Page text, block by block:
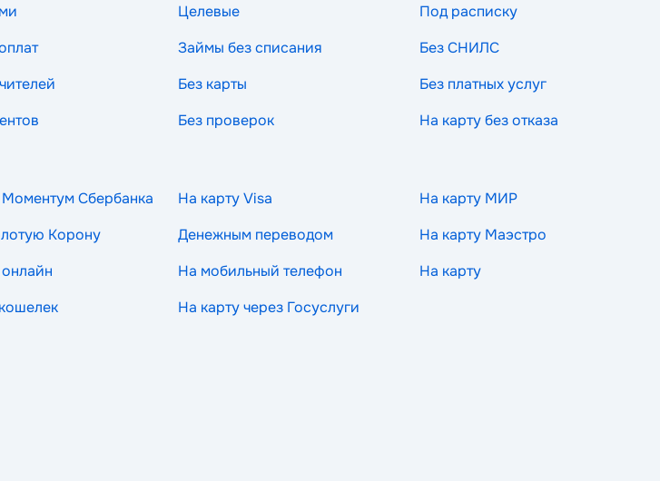
Целевые
Под расписку
Займы без списания
Без СНИЛС
Без карты
Без платных услуг
Без проверок На карту без отказа
Моментум Сбербанка На карту Visa
На карту МИР
Корону Денежным переводом
На карту Маэстро
На мобильный телефон
На карту
На карту через Госуслуги